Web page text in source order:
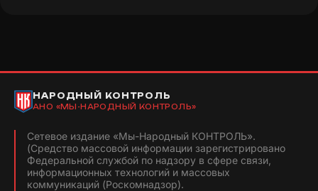
НАРОДНЫЙ КОНТРОЛЬ
АНО «МЫ-НАРОДНЫЙ КОНТРОЛЬ»
Сетевое издание «Мы-Народный КОНТРОЛЬ».
(Средство массовой информации зарегистрировано
Федеральной службой по надзору в сфере связи,
информационных технологий и массовых
коммуникаций (Роскомнадзор).